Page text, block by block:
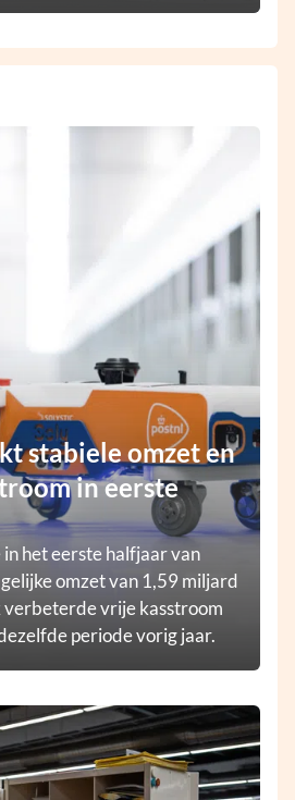
stabiele omzet en
in eerste
het eerste halfjaar van
omzet van 1,59 miljard
verbeterde vrije kasstroom
periode vorig jaar.